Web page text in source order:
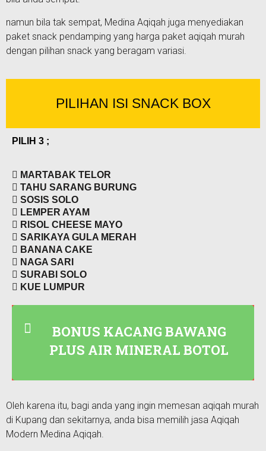
namun bila tak sempat, Medina Aqiqah juga menyediakan
paket snack pendamping yang harga paket aqiqah murah
dengan pilihan snack yang beragam variasi.
PILIHAN ISI SNACK BOX
PILIH 3 ;
MARTABAK TELOR
TAHU SARANG BURUNG
SOSIS SOLO
LEMPER AYAM
RISOL CHEESE MAYO
SARIKAYA GULA MERAH
BANANA CAKE
NAGA SARI
SURABI SOLO
KUE LUMPUR
BONUS KACANG BAWANG
PLUS AIR MINERAL BOTOL
Oleh karena itu, bagi anda yang ingin memesan aqiqah murah
di Kupang dan sekitarnya, anda bisa memilih jasa Aqiqah
Modern Medina Aqiqah.